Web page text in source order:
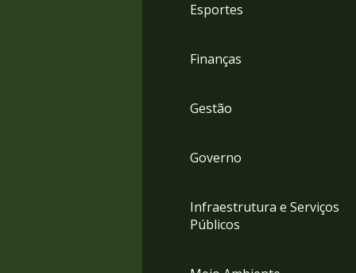
Esportes
Finanças
Gestão
Governo
Infraestrutura e Serviços
Públicos